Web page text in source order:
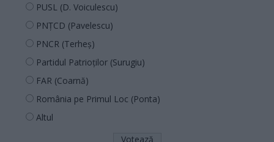
PUSL (D. Voiculescu)
PNȚCD (Pavelescu)
PNCR (Terheș)
Partidul Patrioților (Surugiu)
FAR (Coarnă)
România pe Primul Loc (Ponta)
Altul